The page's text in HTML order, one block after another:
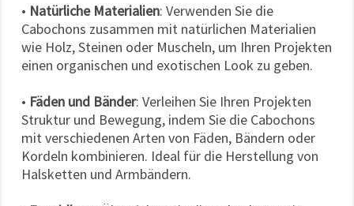
• Natürliche Materialien: Verwenden Sie die
Cabochons zusammen mit natürlichen Materialien
wie Holz, Steinen oder Muscheln, um Ihren Projekten
einen organischen und exotischen Look zu geben.
• Fäden und Bänder: Verleihen Sie Ihren Projekten
Struktur und Bewegung, indem Sie die Cabochons
mit verschiedenen Arten von Fäden, Bändern oder
Kordeln kombinieren. Ideal für die Herstellung von
Halsketten und Armbändern.